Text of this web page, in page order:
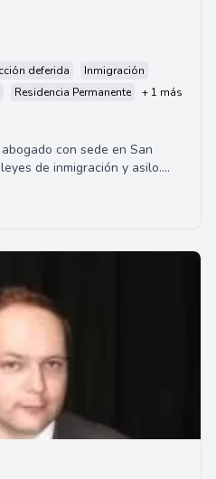
deferida
Inmigración
Residencia Permanente + 1 más
con sede en San
de inmigración y asilo.